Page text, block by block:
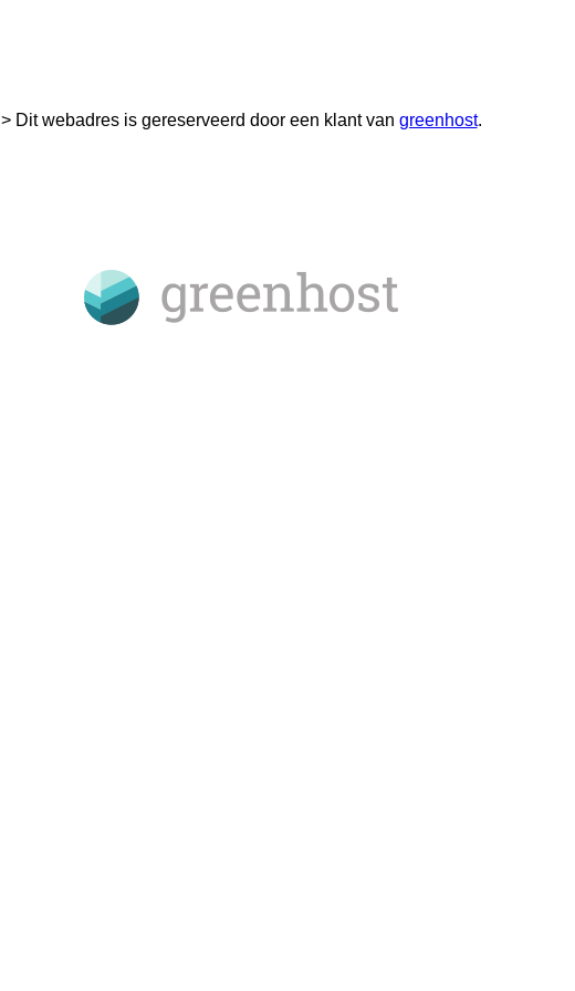
> Dit webadres is gereserveerd door een klant van greenhost.